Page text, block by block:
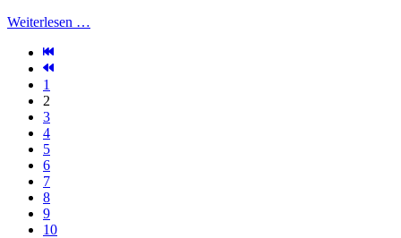
Weiterlesen …
1
2
3
4
5
6
7
8
9
10